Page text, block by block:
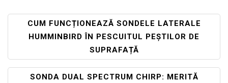
Navigare
Articole
CUM FUNCȚIONEAZĂ SONDELE LATERALE
HUMMINBIRD ÎN PESCUITUL PEȘTILOR DE
SUPRAFAȚĂ
SONDA DUAL SPECTRUM CHIRP: MERITĂ